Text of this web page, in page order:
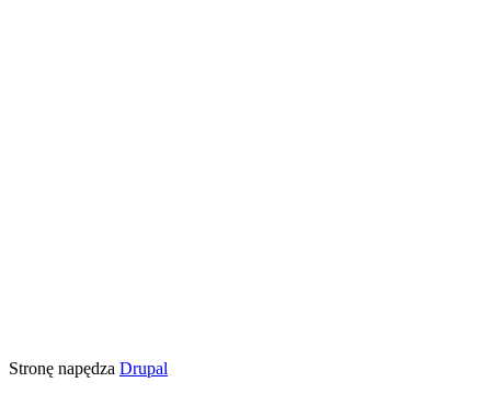
Stronę napędza Drupal